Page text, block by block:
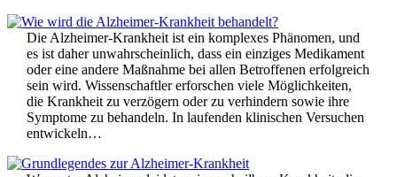
Die Alzheimer-Krankheit ist ein komplexes Phänomen, und
es ist daher unwahrscheinlich, dass ein einziges Medikament
oder eine andere Maßnahme bei allen Betroffenen erfolgreich
sein wird. Wissenschaftler erforschen viele Möglichkeiten,
die Krankheit zu verzögern oder zu verhindern sowie ihre
Symptome zu behandeln. In laufenden klinischen Versuchen
entwickeln…